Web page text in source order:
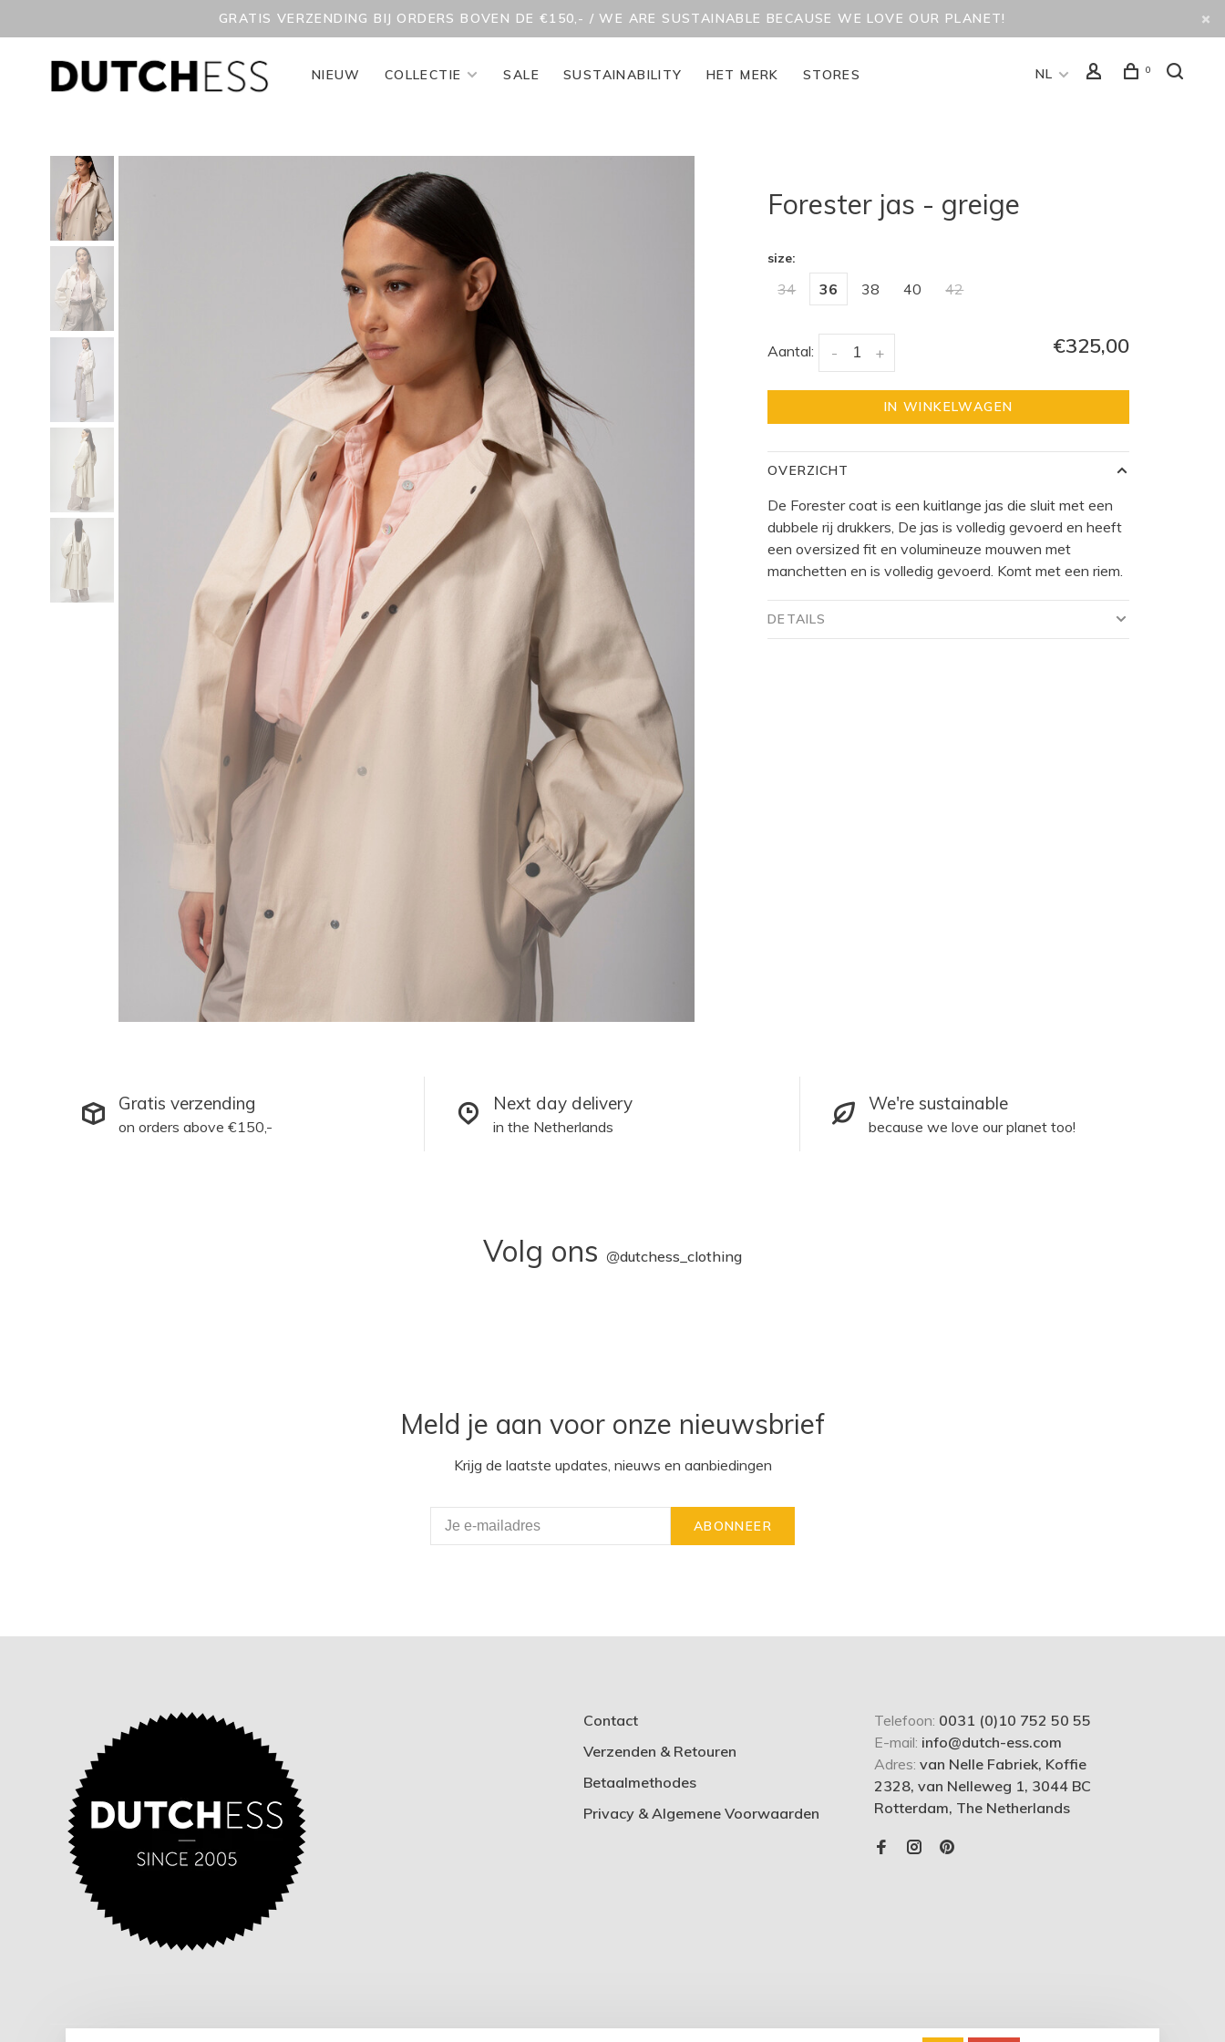
GRATIS VERZENDING BIJ ORDERS BOVEN DE €150,- / WE ARE SUSTAINABLE BECAUSE WE LOVE OUR PLANET!
NIEUW COLLECTIE SALE SUSTAINABILITY HET MERK STORES NL 0
Forester jas - greige
size:
34 36 38 40 42
Aantal: +
- €325,00
IN WINKELWAGEN
OVERZICHT
De Forester coat is een kuitlange jas die sluit met een
dubbele rij drukkers, De jas is volledig gevoerd en heeft
een oversized fit en volumineuze mouwen met
manchetten en is volledig gevoerd. Komt met een riem.
DETAILS
Gratis verzending
on orders above €150,-
Next day delivery
in the Netherlands
We're sustainable
because we love our planet too!
Volg ons @dutchess_clothing
Meld je aan voor onze nieuwsbrief
Krijg de laatste updates, nieuws en aanbiedingen
ABONNEER
Contact
Verzenden & Retouren
Betaalmethodes
Privacy & Algemene Voorwaarden
Telefoon: 0031 (0)10 752 50 55
E-mail: info@dutch-ess.com
Adres: van Nelle Fabriek, Koffie
2328, van Nelleweg 1, 3044 BC
Rotterdam, The Netherlands